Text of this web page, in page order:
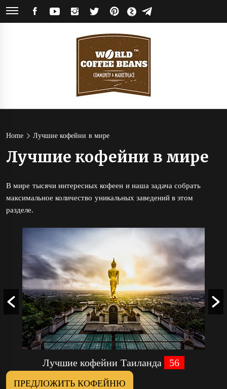
Skip
INSTAGRAM
TWITTERPINTEREST
ЯНДЕКСTELEGRAM
World
Beans
Home Лучшие кофейни в мире
Лучшие кофейни в мире
В мире тысячи интересных кофеен и наша задача собрать
максимальное количество уникальных заведений в этом
разделе.
Лучшие кофейни Таиланда 56
ПРЕДЛОЖИТЬ КОФЕЙНЮ